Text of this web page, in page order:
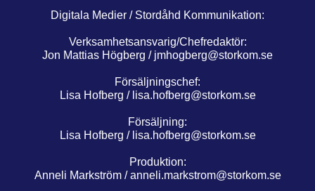
Digitala Medier / Stordåhd Kommunikation:
Verksamhetsansvarig/Chefredaktör:
Jon Mattias Högberg / jmhogberg@storkom.se
Försäljningschef:
Lisa Hofberg / lisa.hofberg@storkom.se
Försäljning:
Lisa Hofberg / lisa.hofberg@storkom.se
Produktion:
Anneli Markström /anneli.markstrom@storkom.se